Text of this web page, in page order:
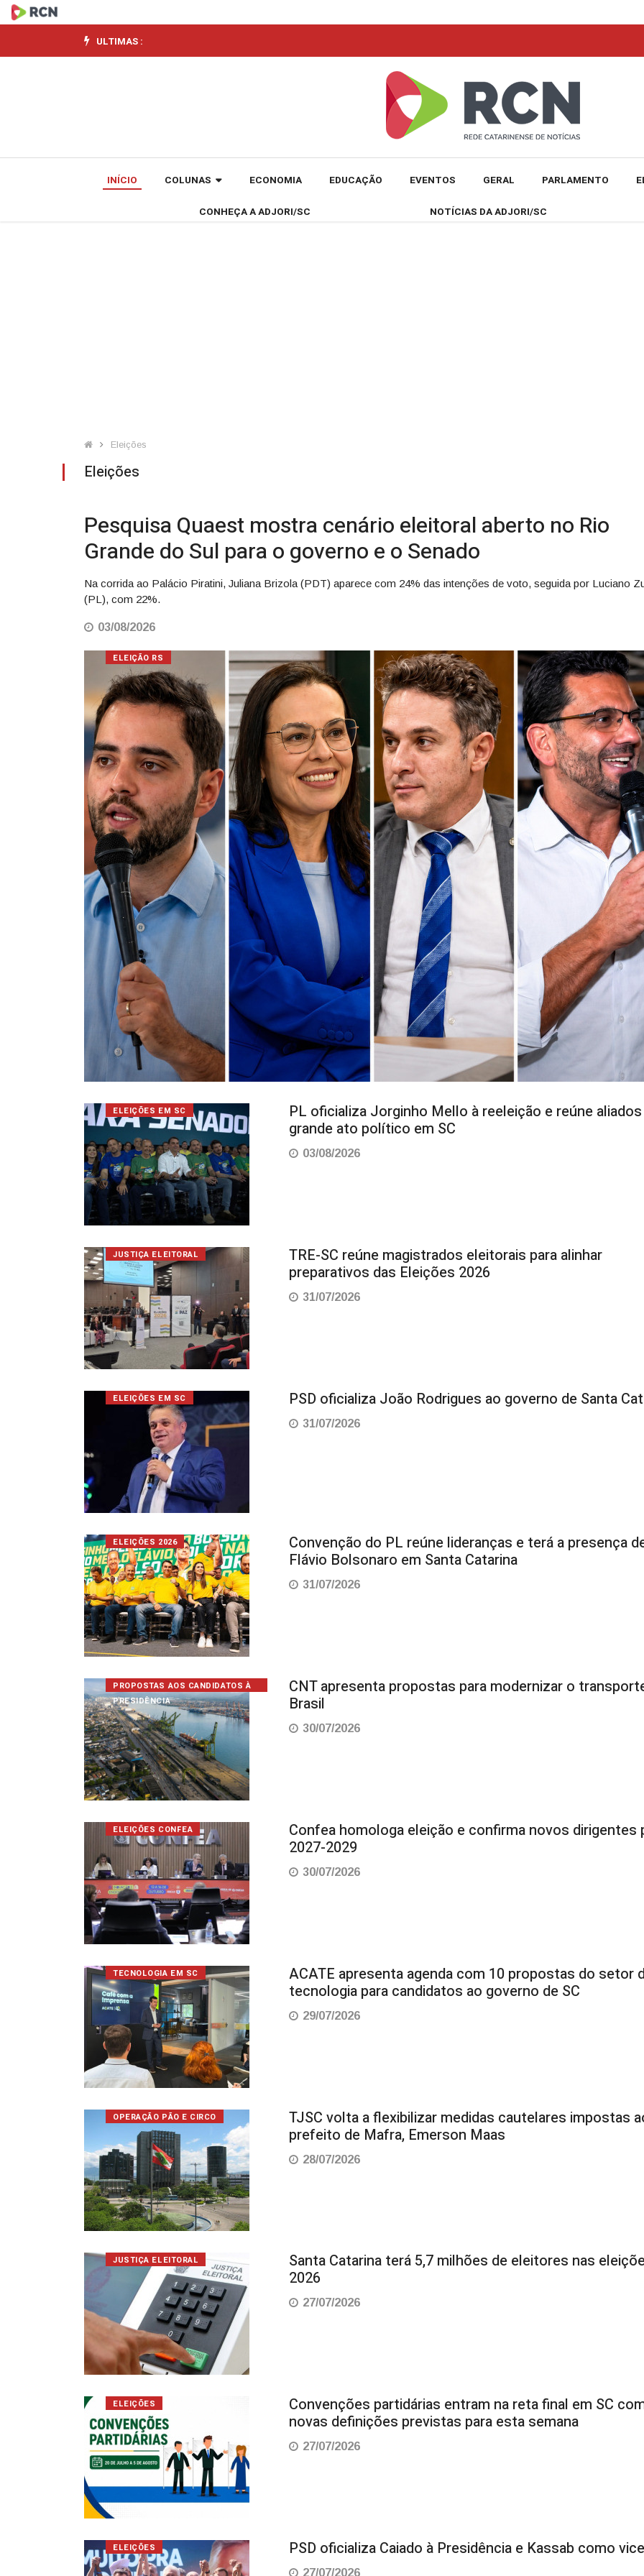
Eleições
ULTIMAS :
INÍCIO COLUNAS ECONOMIA EDUCAÇÃO EVENTOS GERAL PARLAMENTO
CONHEÇA A ADJORI/SC NOTÍCIAS DA ADJORI/SC
Eleições
Eleições
Pesquisa Quaest mostra cenário eleitoral aberto no Rio
Grande do Sul para o governo e o Senado
Na corrida ao Palácio Piratini, Juliana Brizola (PDT) aparece com 24% das intenções de voto, seguida por Luciano
(PL), com 22%.
03/08/2026
ELEIÇÃO RS
ELEIÇÕES EM SC
PL oficializa Jorginho Mello à reeleição e reúne
grande ato político em SC
03/08/2026
JUSTIÇA ELEITORAL
TRE-SC reúne magistrados eleitorais para alinhar
preparativos das Eleições 2026
31/07/2026
ELEIÇÕES EM SC PSD oficializa João Rodrigues ao governo de Santa
31/07/2026
ELEIÇÕES 2026
Convenção do PL reúne lideranças e terá a presença
Flávio Bolsonaro em Santa Catarina
31/07/2026
PROPOSTAS AOS CANDIDATOS À
PRESIDÊNCIA
CNT apresenta propostas para modernizar o
Brasil
30/07/2026
ELEIÇÕES CONFEA
Confea homologa eleição e confirma novos dirigentes
2027-2029
30/07/2026
TECNOLOGIA EM SC
ACATE apresenta agenda com 10 propostas do setor
tecnologia para candidatos ao governo de SC
29/07/2026
OPERAÇÃO PÃO E CIRCO
TJSC volta a flexibilizar medidas cautelares impostas
prefeito de Mafra, Emerson Maas
28/07/2026
JUSTIÇA ELEITORAL
Santa Catarina terá 5,7 milhões de eleitores nas
2026
27/07/2026
ELEIÇÕES
Convenções partidárias entram na reta final em SC
novas definições previstas para esta semana
27/07/2026
ELEIÇÕES PSD oficializa Caiado à Presidência e Kassab como vice
27/07/2026